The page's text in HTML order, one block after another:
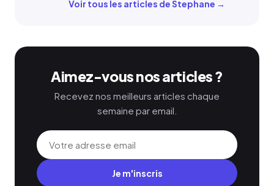
Voir tous les articles de Stephane →
Aimez-vous nos articles ?
Recevez nos meilleurs articles chaque
semaine par email.
Je m'inscris